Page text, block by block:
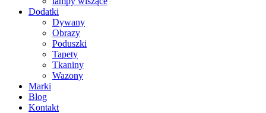
Dodatki
Dywany
Obrazy
Poduszki
Tapety
Tkaniny
Wazony
Marki
Blog
Kontakt